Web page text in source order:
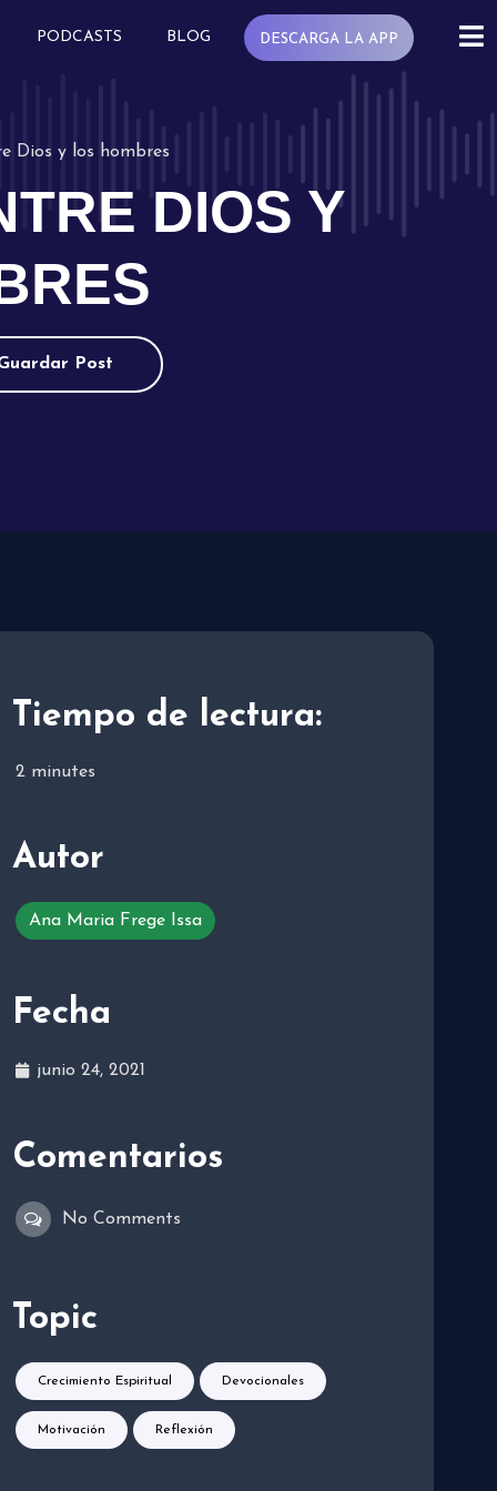
PODCASTS BLOG DESCARGA LA APP
Dios y los hombres
DIOS Y
Post
Tiempo de lectura:
2 minutes
Autor
Ana Maria Frege Issa
Fecha
junio 24, 2021
Comentarios
No Comments
Topic
Crecimiento Espiritual Devocionales
Motivación Reflexión